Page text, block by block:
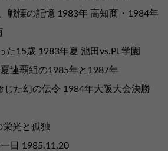
戦慄の記憶 1983年 高知商・1984年
た15歳 1983年夏 池田vs.PL学園
連覇組の1985年と1987年
じた幻の伝令 1984年大阪大会決勝
栄光と孤独
日 1985.11.20